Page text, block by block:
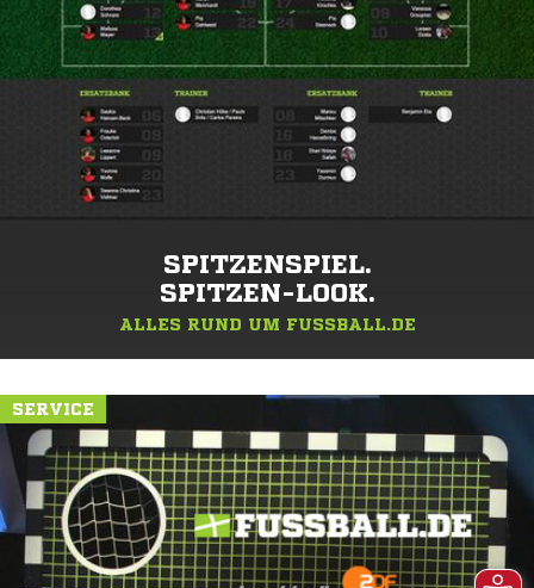
SPITZENSPIEL.
SPITZEN-LOOK.
ALLES RUND UM FUSSBALL.DE
SERVICE